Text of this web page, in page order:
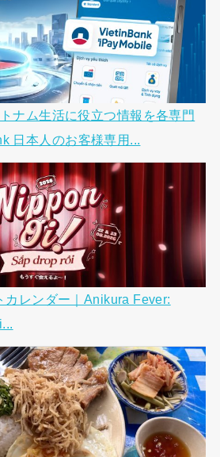
ナム生活に役立つ情報を各専門
日本人のお客様専用...
カレンダー｜Anikura Fever: